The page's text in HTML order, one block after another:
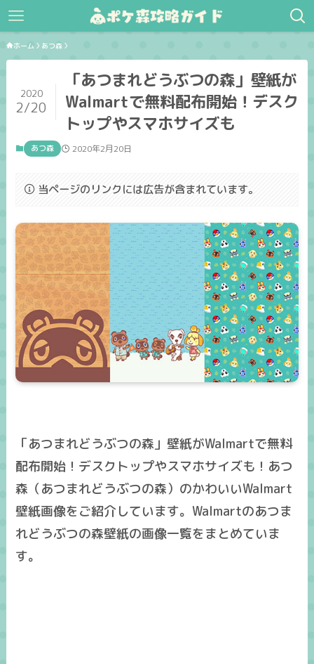
ホーム あつ森
「あつまれどうぶつの森」壁紙が
Walmartで無料配布開始！デスク
トップやスマホサイズも
2020
2/20
あつ森 2020年2月20日
当ページのリンクには広告が含まれています。
「あつまれどうぶつの森」壁紙がWalmartで無料
配布開始！デスクトップやスマホサイズも！あつ
森（あつまれどうぶつの森）のかわいいWalmart
壁紙画像をご紹介しています。Walmartのあつま
れどうぶつの森壁紙の画像一覧をまとめていま
す。